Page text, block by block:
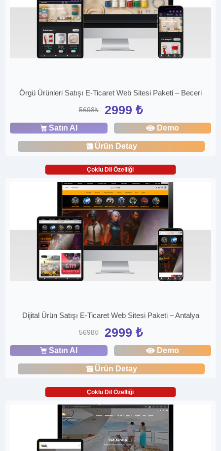
Örgü Ürünleri Satışı E-Ticaret Web Sitesi Paketi – Beceri
5698₺ 2999 ₺
Satın Al Demo
Ürün Detay
Çoklu Dil Özelliği
Dijital Ürün Satışı E-Ticaret Web Sitesi Paketi – Antalya
5698₺ 2999 ₺
Satın Al Demo
Ürün Detay
Çoklu Dil Özelliği